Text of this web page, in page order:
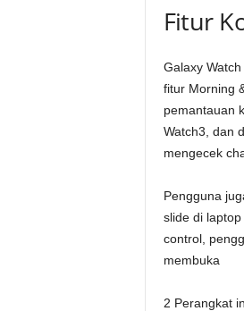
Fitur
Galaxy
fitur Morning
pemantauan
Watch3, dan
mengecek
Pengguna
slide di
control,
membuka
2 Perangkat